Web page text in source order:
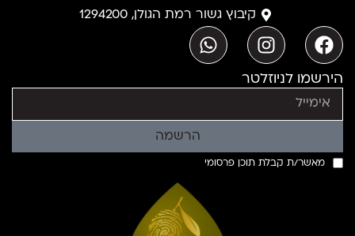
קיבוץ גשור רמת הגולן, 1294200
הירשמו לניוזלטר
מאשר/ת קבלת תוכן פרסומי
הרשמה